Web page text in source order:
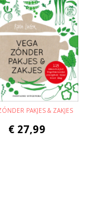
PAKJES & ZAKJES
€ 27,99